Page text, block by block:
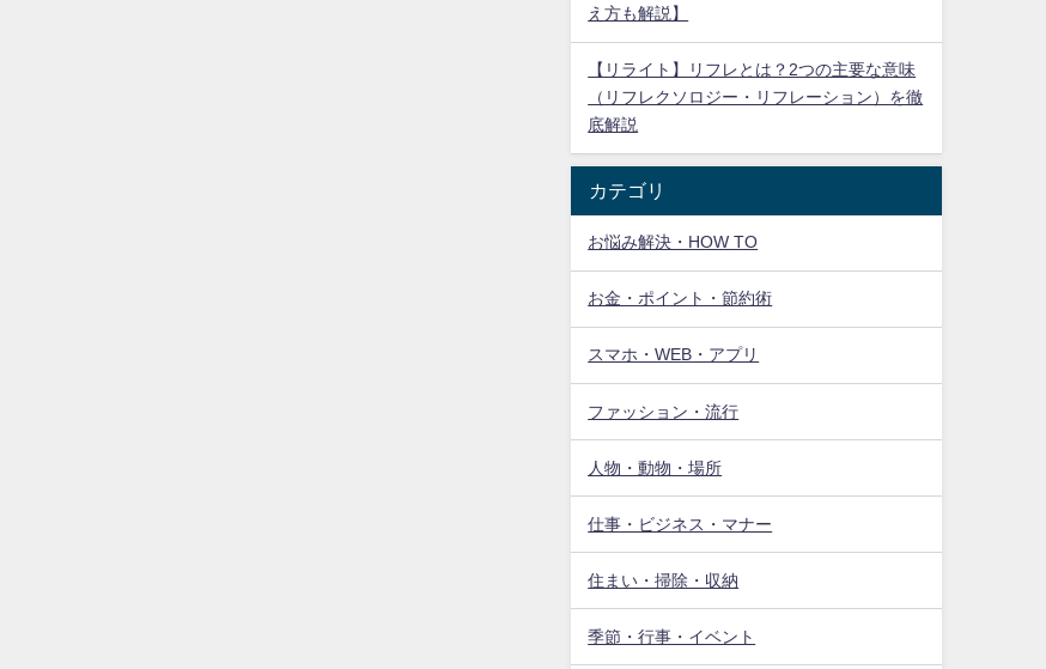
え方も解説】
【リライト】リフレとは？2つの主要な意味
（リフレクソロジー・リフレーション）を徹
底解説
カテゴリ
お悩み解決・HOW TO
お金・ポイント・節約術
スマホ・WEB・アプリ
ファッション・流行
人物・動物・場所
仕事・ビジネス・マナー
住まい・掃除・収納
季節・行事・イベント